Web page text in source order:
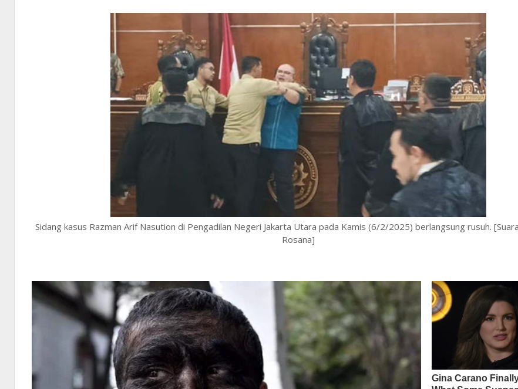
Sidang kasus Razman Arif Nasution di Pengadilan Negeri Jakarta Utara pada Kamis (6/2/2025) berlangsung rusuh.
Rosana]